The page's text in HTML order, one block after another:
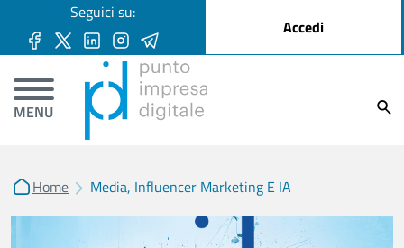
Seguici su: User account menu
Accedi
MENU
Home Media, Influencer Marketing E IA